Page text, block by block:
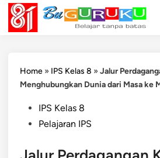
Skip
content
Home » IPS Kelas 8 »Jalur
Menghubungkan Dunia dari Masa ke
PostedIPS Kelas 8
Pelajaran IPS